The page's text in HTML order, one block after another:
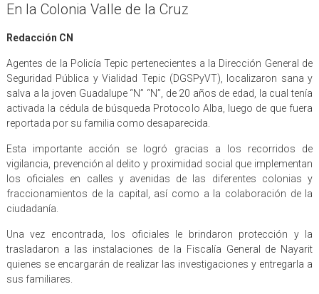
En la Colonia Valle de la Cruz
Redacción CN
Agentes de la Policía Tepic pertenecientes a la Dirección General de
Seguridad Pública y Vialidad Tepic (DGSPyVT), localizaron sana y
salva a la joven Guadalupe “N” “N”, de 20 años de edad, la cual tenía
activada la cédula de búsqueda Protocolo Alba, luego de que fuera
reportada por su familia como desaparecida.
Esta importante acción se logró gracias a los recorridos de
vigilancia, prevención al delito y proximidad social que implementan
los oficiales en calles y avenidas de las diferentes colonias y
fraccionamientos de la capital, así como a la colaboración de la
ciudadanía.
Una vez encontrada, los oficiales le brindaron protección y la
trasladaron a las instalaciones de la Fiscalía General de Nayarit
quienes se encargarán de realizar las investigaciones y entregarla a
sus familiares.